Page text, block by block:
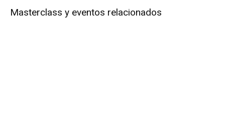
Masterclass y eventos relacionados